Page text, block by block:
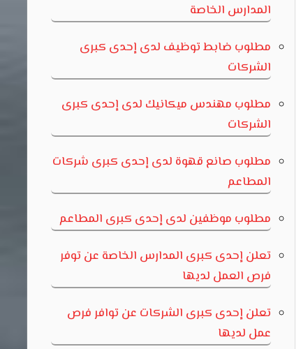
المدارس الخاصة
مطلوب ضابط توظيف لدى إحدى كبرى
الشركات
مطلوب مهندس ميكانيك لدى إحدى كبرى
الشركات
مطلوب صانع قهوة لدى إحدى كبرى شركات
المطاعم
مطلوب موظفين لدى إحدى كبرى المطاعم
تعلن إحدى كبرى المدارس الخاصة عن توفر
فرص العمل لديها
تعلن إحدى كبرى الشركات عن توافر فرص
عمل لديها